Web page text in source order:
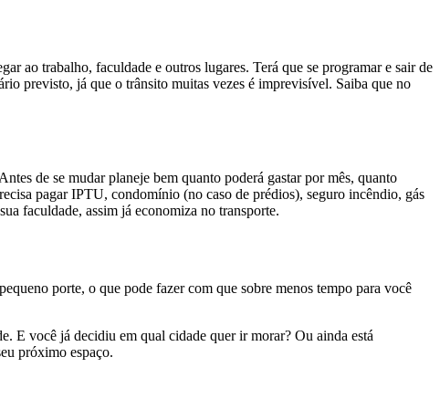
ao trabalho, faculdade e outros lugares. Terá que se programar e sair de
previsto, já que o trânsito muitas vezes é imprevisível. Saiba que no
de se mudar planeje bem quanto poderá gastar por mês, quanto
pagar IPTU, condomínio (no caso de prédios), seguro incêndio, gás
faculdade, assim já economiza no transporte.
porte, o que pode fazer com que sobre menos tempo para você
E você já decidiu em qual cidade quer ir morar? Ou ainda está
próximo espaço.